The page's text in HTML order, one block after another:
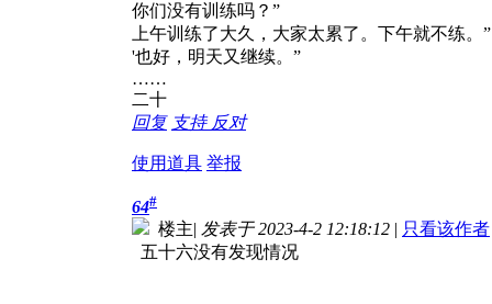
你们没有训练吗？”
上午训练了大久，大家太累了。下午就不练。”
'也好，明天又继续。”
……
二十
回复 支持 反对
使用道具 举报
64#
楼主| 发表于 2023-4-2 12:18:12 | 只看该作者
五十六没有发现情况